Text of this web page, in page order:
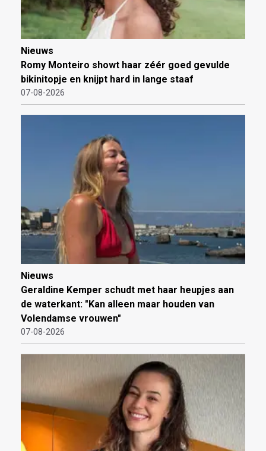
Nieuws
Romy Monteiro showt haar zéér goed gevulde
bikinitopje en knijpt hard in lange staaf
07-08-2026
Nieuws
Geraldine Kemper schudt met haar heupjes aan
de waterkant: "Kan alleen maar houden van
Volendamse vrouwen"
07-08-2026